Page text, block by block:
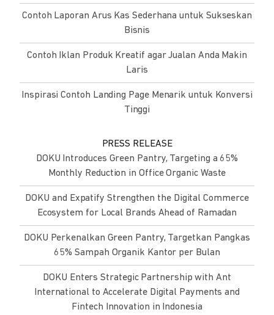
Contoh Laporan Arus Kas Sederhana untuk Sukseskan
Bisnis
Contoh Iklan Produk Kreatif agar Jualan Anda Makin
Laris
Inspirasi Contoh Landing Page Menarik untuk Konversi
Tinggi
PRESS RELEASE
DOKU Introduces Green Pantry, Targeting a 65%
Monthly Reduction in Office Organic Waste
DOKU and Expatify Strengthen the Digital Commerce
Ecosystem for Local Brands Ahead of Ramadan
DOKU Perkenalkan Green Pantry, Targetkan Pangkas
65% Sampah Organik Kantor per Bulan
DOKU Enters Strategic Partnership with Ant
International to Accelerate Digital Payments and
Fintech Innovation in Indonesia